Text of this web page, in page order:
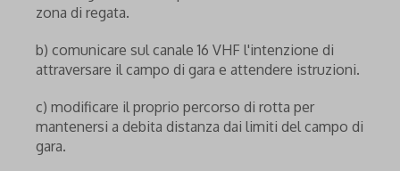
zona di regata.
b) comunicare sul canale 16 VHF l'intenzione di
attraversare il campo di gara e attendere istruzioni.
c) modificare il proprio percorso di rotta per
mantenersi a debita distanza dai limiti del campo di
gara.